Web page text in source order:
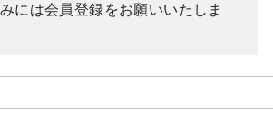
には会員登録をお願いいたしま